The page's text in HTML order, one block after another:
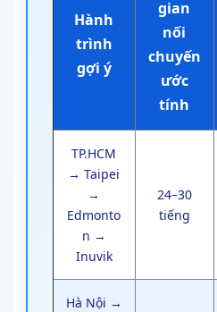
Hành
trình
gợi ý
gian
nối
chuyến
ước
tính
TP.HCM
→ Taipei
→
Edmonto
n →
Inuvik
24–30
tiếng
Hà Nội →